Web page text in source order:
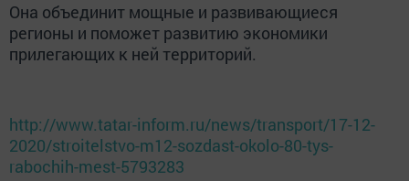
Она объединит мощные и развивающиеся
регионы и поможет развитию экономики
прилегающих к ней территорий.
http://www.tatar-inform.ru/news/transport/17-12-
2020/stroitelstvo-m12-sozdast-okolo-80-tys-
rabochih-mest-5793283